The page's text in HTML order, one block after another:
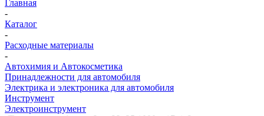
Главная
-
Каталог
-
Расходные материалы
-
Автохимия и Автокосметика
Принадлежности для автомобиля
Электрика и электроника для автомобиля
Инструмент
Электроинструмент